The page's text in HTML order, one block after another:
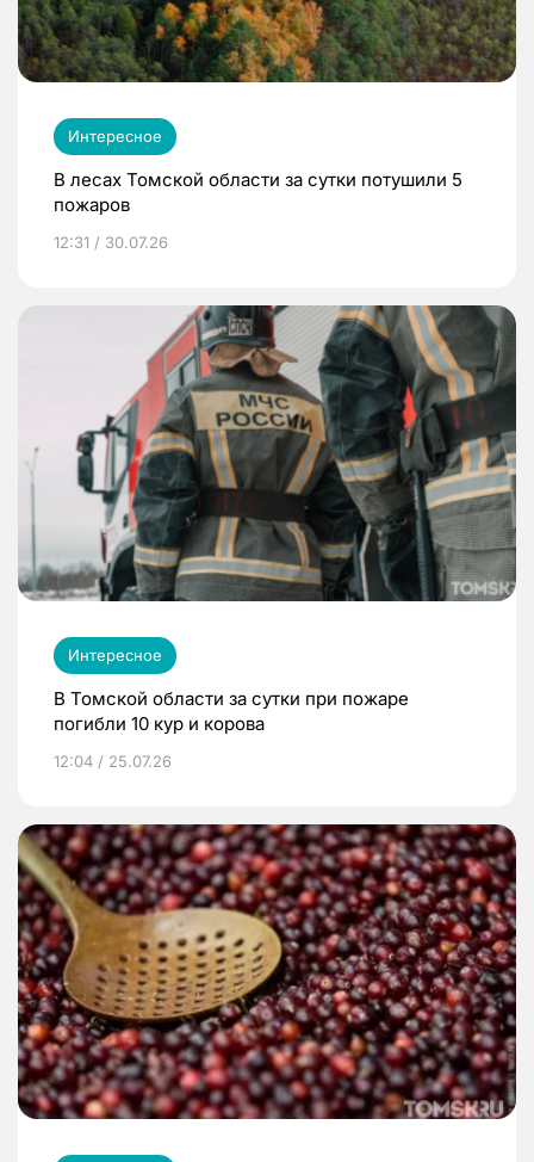
Интересное
В лесах Томской области за сутки потушили 5
пожаров
12:31 / 30.07.26
Интересное
В Томской области за сутки при пожаре
погибли 10 кур и корова
12:04 / 25.07.26